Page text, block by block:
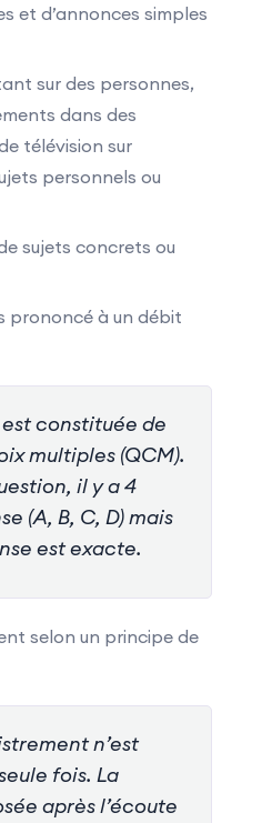
individuelle en face
: 3 exercices. Durée
de préparation).
passation sur
15 items
(5 dans chacune
par rapport à la
pas dans
final. Ils
Éducation
conduire des
des items.
et d’annonces simples
sur des personnes,
dans des
télévision sur
personnels ou
sujets concrets ou
prononcé à un débit
constituée de
multiples (QCM).
il y a 4
(A, B, C, D) mais
est exacte.
selon un principe de
n’est
fois. La
après l’écoute